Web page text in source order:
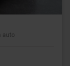
auto